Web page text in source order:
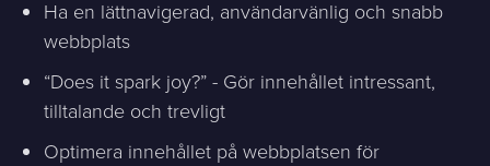
Ha en lättnavigerad, användarvänlig och snabb
webbplats
“Does it spark joy?” - Gör innehållet intressant,
tilltalande och trevligt
Optimera innehållet på webbplatsen för